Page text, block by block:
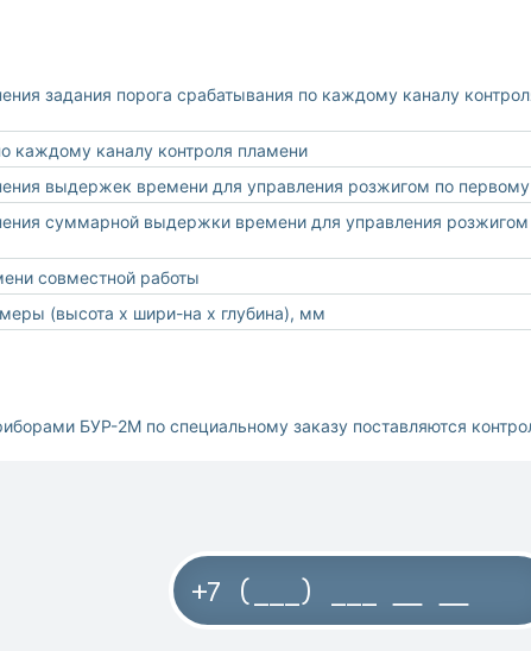
задания порога срабатывания по каждому каналу
каждому каналу контроля пламени
выдержек времени для управления розжигом по
суммарной выдержки времени для управления
совместной работы
(высота х шири-на х глубина), мм
БУР-2М по специальному заказу поставляются